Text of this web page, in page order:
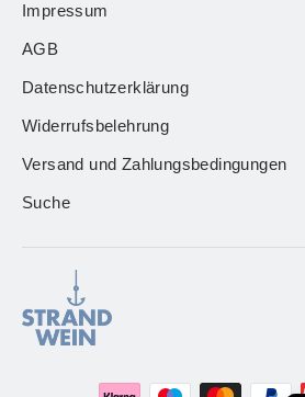
Impressum
AGB
Datenschutzerklärung
Widerrufsbelehrung
Versand und Zahlungsbedingungen
Suche